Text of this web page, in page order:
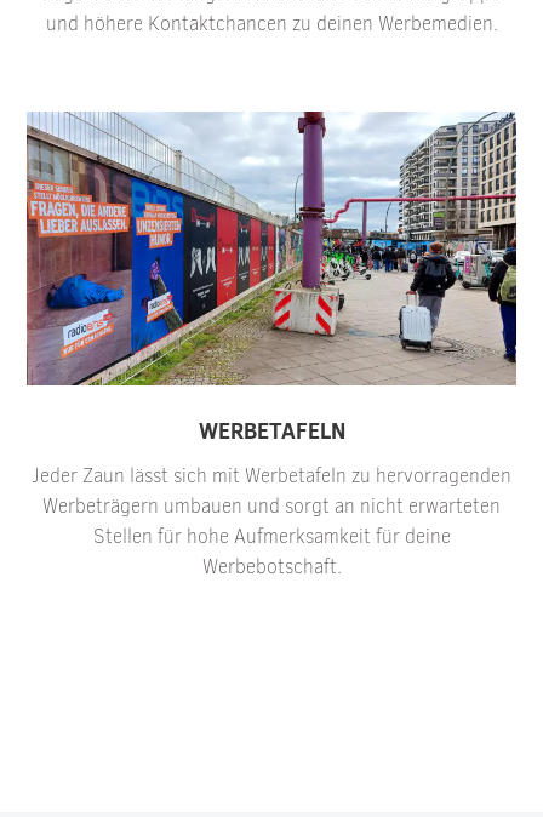
und höhere Kontaktchancen zu deinen Werbemedien.
WERBETAFELN
Jeder Zaun lässt sich mit Werbetafeln zu hervorragenden
Werbeträgern umbauen und sorgt an nicht erwarteten
Stellen für hohe Aufmerksamkeit für deine
Werbebotschaft.